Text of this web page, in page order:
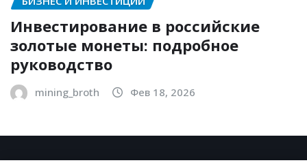
Инвестирование в российские
золотые монеты: подробное
руководство
mining_broth Фев 18, 2026